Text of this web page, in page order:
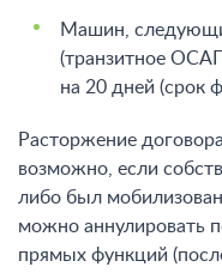
Машин,
(транзитное
на 20 дней (срок
Расторжение
возможно, если
либо был
можно аннулировать
прямых функций